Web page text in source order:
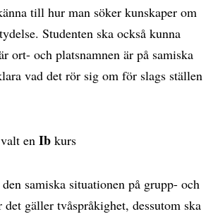
till hur man söker kunskaper om
Studenten ska också kunna
ort- och platsnamnen är på samiska
vad det rör sig om för slags ställen
en Ib kurs
samiska situationen på grupp- och
gäller tvåspråkighet, dessutom ska